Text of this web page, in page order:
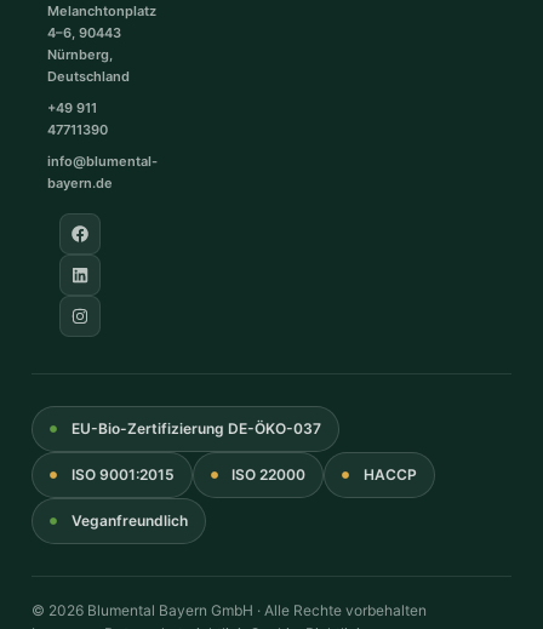
Melanchtonplatz
4–6, 90443
Nürnberg,
Deutschland
+49 911
47711390
info@blumental-
bayern.de
EU-Bio-Zertifizierung DE-ÖKO-037
ISO 9001:2015 ISO 22000 HACCP
Veganfreundlich
© 2026 Blumental Bayern GmbH · Alle Rechte vorbehalten